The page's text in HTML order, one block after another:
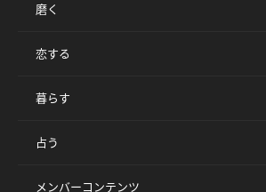
磨く
恋する
暮らす
占う
メンバーコンテンツ